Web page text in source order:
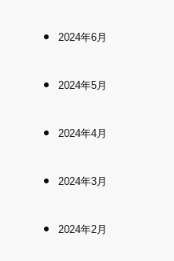
2024年6月
2024年5月
2024年4月
2024年3月
2024年2月